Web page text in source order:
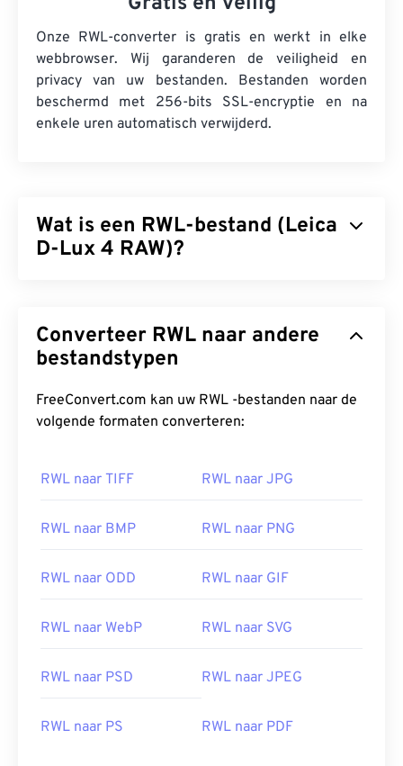
Onze RWL-converter is gratis en werkt in elke
webbrowser. Wij garanderen de veiligheid en
privacy van uw bestanden. Bestanden worden
beschermd met 256-bits SSL-encryptie en na
enkele uren automatisch verwijderd.
Wat is een RWL-bestand (Leica
D-Lux 4 RAW)?
camera wordt geproduceerd. RAW-bestanden
dienen hetzelfde doel als fysieke
tot vrijwel alle informatie van een RWL-beeld het
belangrijkste voordeel van het werken met dit
Hoe open ik een RWL-bestand?
RWL-bestanden kun je het beste openen met een
Andere Windows-compatibele programma's voor
DarkroomenZoner Photo Studio.
RWL wordt ook ondersteund doorAdobe
Magix Photo Manager
Converteer RWL naar andere
bestandstypen
FreeConvert.com kan uw RWL -bestanden naar de
volgende formaten converteren:
RWL naar TIFF RWL naar JPG
RWL naar BMP RWL naar PNG
RWL naar ODD RWL naar GIF
RWL naar WebP RWL naar SVG
RWL naar PSD RWL naar JPEG
RWL naar PS RWL naar PDF